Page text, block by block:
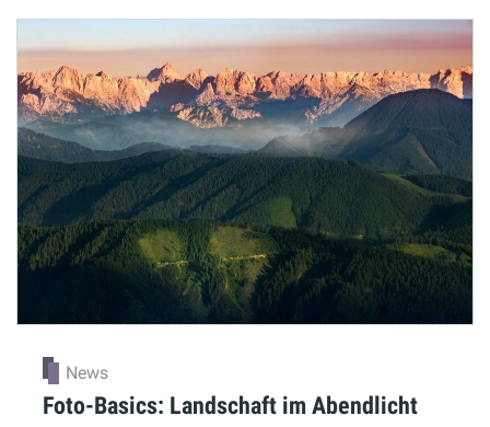
News
Foto-Basics: Landschaft im Abendlicht